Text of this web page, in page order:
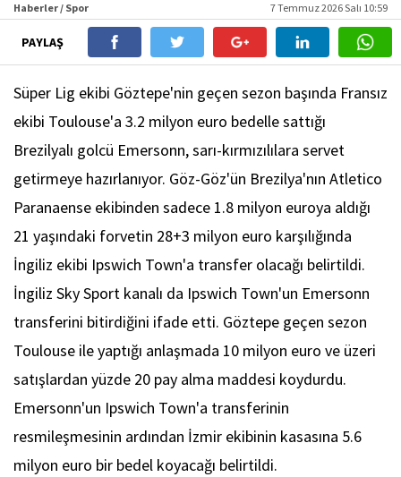
Haberler / Spor 7 Temmuz 2026 Salı 10:59
PAYLAŞ
Süper Lig ekibi Göztepe'nin geçen sezon başında Fransız
ekibi Toulouse'a 3.2 milyon euro bedelle sattığı
Brezilyalı golcü Emersonn, sarı-kırmızılılara servet
getirmeye hazırlanıyor. Göz-Göz'ün Brezilya'nın Atletico
Paranaense ekibinden sadece 1.8 milyon euroya aldığı
21 yaşındaki forvetin 28+3 milyon euro karşılığında
İngiliz ekibi Ipswich Town'a transfer olacağı belirtildi.
İngiliz Sky Sport kanalı da Ipswich Town'un Emersonn
transferini bitirdiğini ifade etti. Göztepe geçen sezon
Toulouse ile yaptığı anlaşmada 10 milyon euro ve üzeri
satışlardan yüzde 20 pay alma maddesi koydurdu.
Emersonn'un Ipswich Town'a transferinin
resmileşmesinin ardından İzmir ekibinin kasasına 5.6
milyon euro bir bedel koyacağı belirtildi.